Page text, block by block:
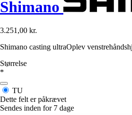
Shimano
3.251,00 kr.
Shimano casting ultraOplev
Størrelse
*
TU
Dette felt er påkrævet
Sendes inden for 7 dage